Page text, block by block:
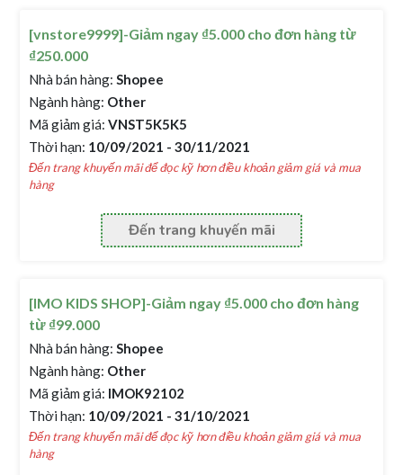
[vnstore9999]-Giảm ngay ₫5.000 cho đơn hàng từ
₫250.000
Nhà bán hàng: Shopee
Ngành hàng: Other
Mã giảm giá: VNST5K5K5
Thời hạn: 10/09/2021 - 30/11/2021
Đến trang khuyến mãi để đọc kỹ hơn điều khoản giảm giá và mua
hàng
Đến trang khuyến mãi
[IMO KIDS SHOP]-Giảm ngay ₫5.000 cho đơn hàng
từ ₫99.000
Nhà bán hàng: Shopee
Ngành hàng: Other
Mã giảm giá: IMOK92102
Thời hạn: 10/09/2021 - 31/10/2021
Đến trang khuyến mãi để đọc kỹ hơn điều khoản giảm giá và mua
hàng